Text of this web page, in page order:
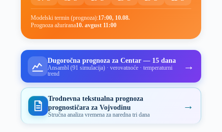
Modelski termin (prognoza):17:00, 10.08.
Prognoza ažurirana10. avgust 11:00
Dugoročna prognoza za Centar — 15 dana
Ansambl (91 simulacija) · verovatnoće · temperaturni
trend
→
Trodnevna tekstualna prognoza
prognostičara za Vojvodinu
Stručna analiza vremena za naredna tri dana
→